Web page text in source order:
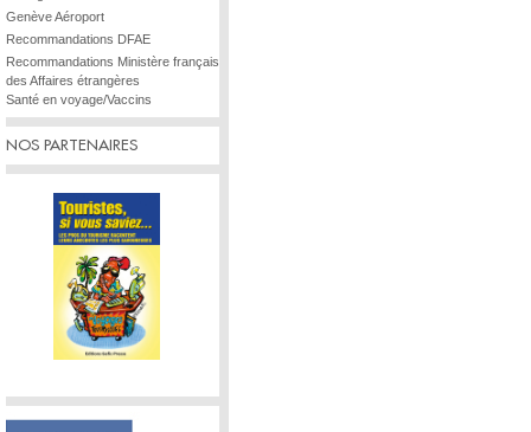
Genève Aéroport
Recommandations DFAE
Recommandations Ministère français
des Affaires étrangères
Santé en voyage/Vaccins
NOS PARTENAIRES